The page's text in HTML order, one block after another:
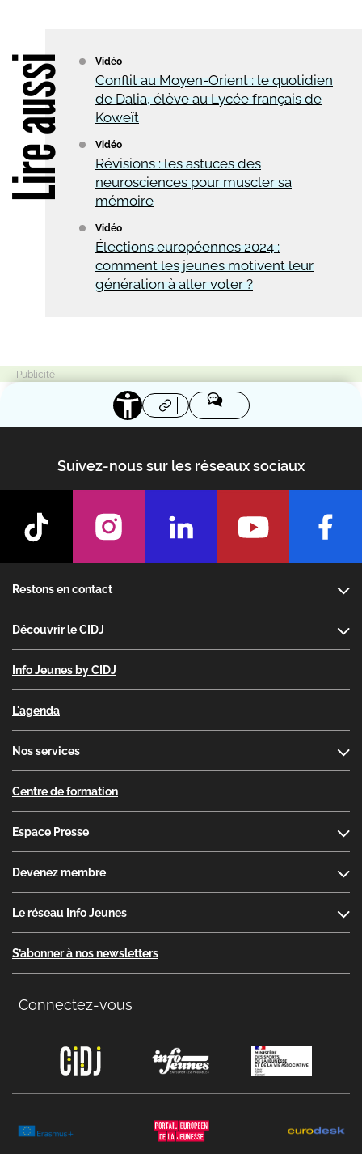
Vidéo
Conflit au Moyen-Orient : le quotidien
de Dalia, élève au Lycée français de
Koweït
Vidéo
Révisions : les astuces des
neurosciences pour muscler sa
mémoire
Vidéo
Élections européennes 2024 :
comment les jeunes motivent leur
génération à aller voter ?
Suivez-nous sur les réseaux sociaux
Restons en contact
Découvrir le CIDJ
Info Jeunes by CIDJ
L'agenda
Nos services
Centre de formation
Espace Presse
Devenez membre
Le réseau Info Jeunes
S’abonner à nos newsletters
Connectez-vous